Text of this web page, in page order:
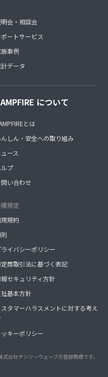
会・相談会
ートサービス
事例
データ
について
とは
んしん・安全への取り組み
ース
プ
問い合わせ
規定
規約
ライバシーポリシー
商取引法に基づく表記
セキュリティ方針
社基本方針
スタマーハラスメントに対する考え
ッキーポリシー
式会社デンソーウェーブの登録商標です。